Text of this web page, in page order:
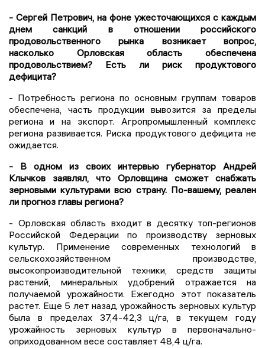
- Сергей Петрович, на фоне ужесточающихся с каждым
днем санкций в отношении российского
продовольственного рынка возникает вопрос,
насколько Орловская область обеспечена
продовольствием? Есть ли риск продуктового
дефицита?
- Потребность региона по основным группам товаров
обеспечена, часть продукции вывозится за пределы
региона и на экспорт. Агропромышленный комплекс
региона развивается. Риска продуктового дефицита не
ожидается.
- В одном из своих интервью губернатор Андрей
Клычков заявлял, что Орловщина сможет снабжать
зерновыми культурами всю страну. По-вашему, реален
ли прогноз главы региона?
- Орловская область входит в десятку топ-регионов
Российской Федерации по производству зерновых
культур. Применение современных технологий в
сельскохозяйственном производстве,
высокопроизводительной техники, средств защиты
растений, минеральных удобрений отражается на
получаемой урожайности. Ежегодно этот показатель
растет. Еще 5 лет назад урожайность зерновых культур
была в пределах 37,4-42,3 ц/га, в текущем году
урожайность зерновых культур в первоначально-
оприходованном весе составляет 48,4 ц/га.